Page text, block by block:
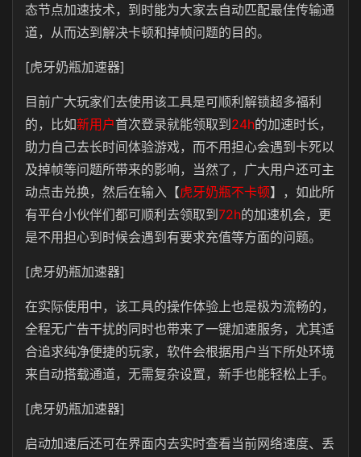
态节点加速技术，到时能为大家去自动匹配最佳传输通
道，从而达到解决卡顿和掉帧问题的目的。
[虎牙奶瓶加速器]
目前广大玩家们去使用该工具是可顺利解锁超多福利
的，比如新用户首次登录就能领取到 24h的加速时长，
助力自己去长时间体验游戏，而不用担心会遇到卡死以
及掉帧等问题所带来的影响，当然了，广大用户还可主
动点击兑换，然后在输入【虎牙奶瓶不卡顿】，如此所
有平台小伙伴们都可顺利去领取到 72h的加速机会，更
是不用担心到时候会遇到有要求充值等方面的问题。
[虎牙奶瓶加速器]
在实际使用中，该工具的操作体验上也是极为流畅的，
全程无广告干扰的同时也带来了一键加速服务，尤其适
合追求纯净便捷的玩家，软件会根据用户当下所处环境
来自动搭载通道，无需复杂设置，新手也能轻松上手。
[虎牙奶瓶加速器]
启动加速后还可在界面内去实时查看当前网络速度、丢